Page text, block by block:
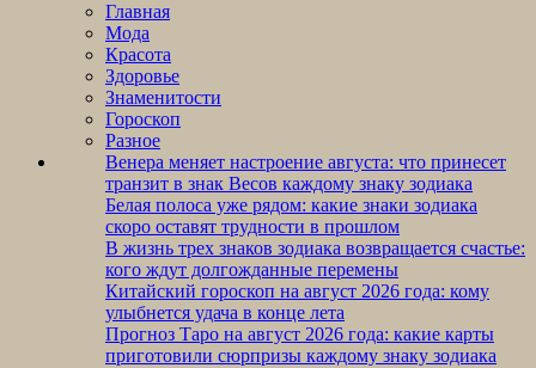
Главная
Мода
Красота
Здоровье
Знаменитости
Гороскоп
Разное
Венера меняет настроение августа: что принесет
транзит в знак Весов каждому знаку зодиака
Белая полоса уже рядом: какие знаки зодиака
скоро оставят трудности в прошлом
В жизнь трех знаков зодиака возвращается счастье:
кого ждут долгожданные перемены
Китайский гороскоп на август 2026 года: кому
улыбнется удача в конце лета
Прогноз Таро на август 2026 года: какие карты
приготовили сюрпризы каждому знаку зодиака